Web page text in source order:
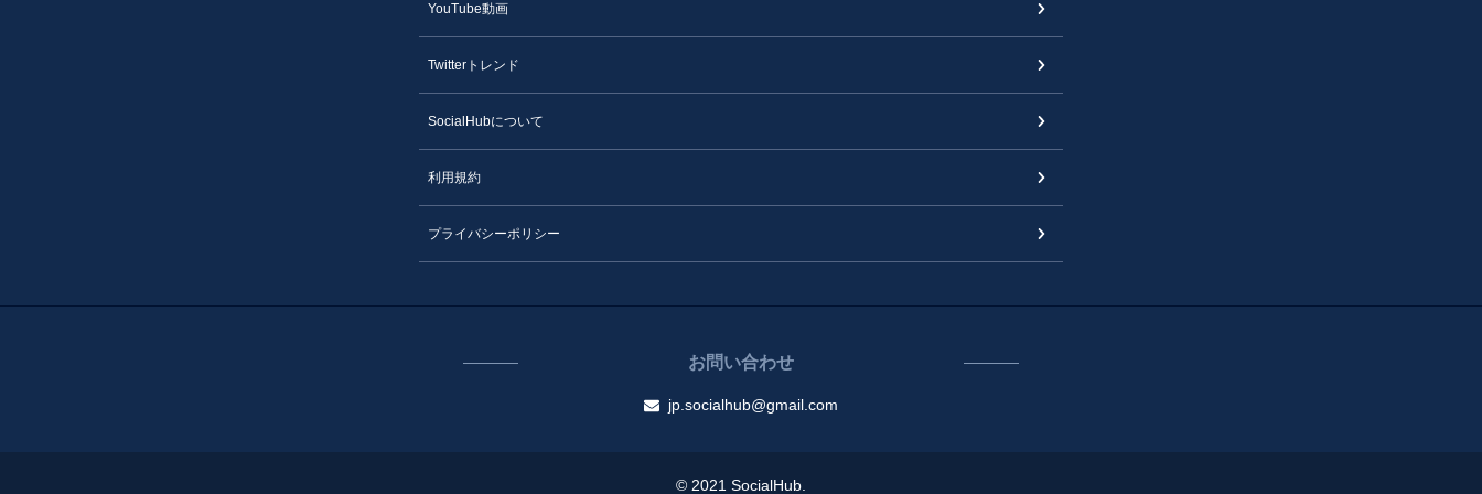
YouTube動画
Twitterトレンド
SocialHubについて
利用規約
プライバシーポリシー
お問い合わせ
jp.socialhub@gmail.com
© 2021 SocialHub.